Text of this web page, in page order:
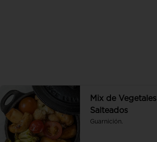
Mix de Vegetales
Salteados
Guarnición.